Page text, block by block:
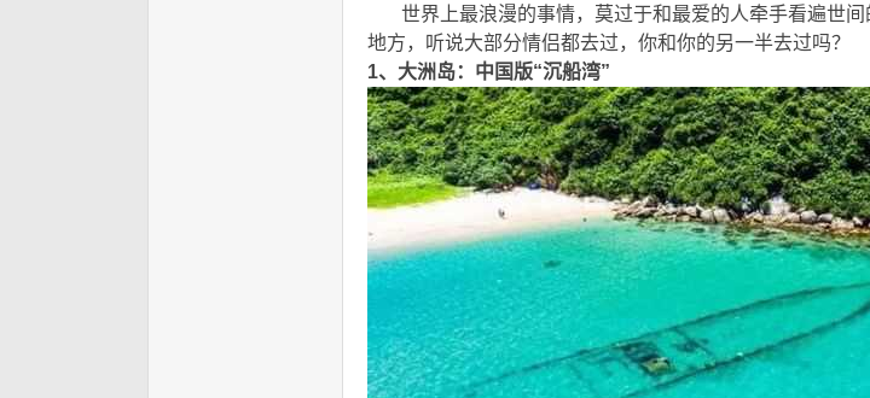
世界上最浪漫的事情，莫过于和最爱的人牵手看遍世间
地方，听说大部分情侣都去过，你和你的另一半去过吗？
1、大洲岛：中国版“沉船湾”